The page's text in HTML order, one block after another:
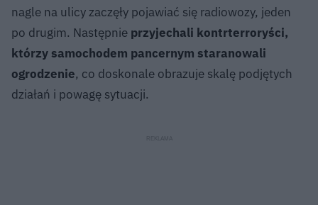
nagle na ulicy zaczęły pojawiać się radiowozy, jeden
po drugim. Następnie przyjechali kontrterroryści,
którzy samochodem pancernym staranowali
ogrodzenie, co doskonale obrazuje skalę podjętych
działań i powagę sytuacji.